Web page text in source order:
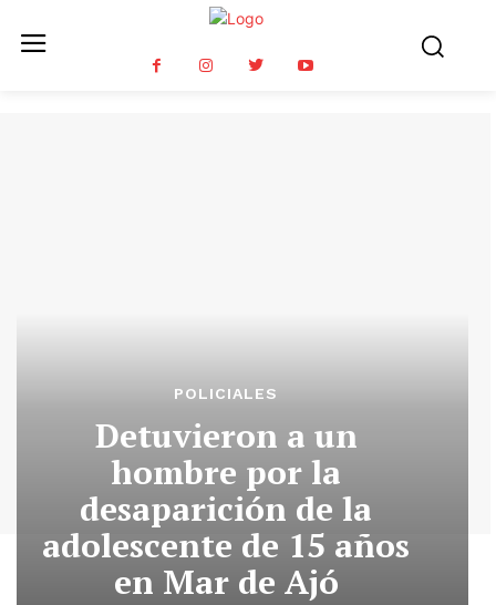
POLICIALES
Detuvieron a un
hombre por la
desaparición de la
adolescente de 15 años
en Mar de Ajó